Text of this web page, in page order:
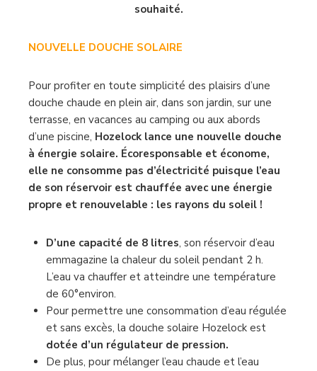
souhaité.
NOUVELLE DOUCHE SOLAIRE
Pour profiter en toute simplicité des plaisirs d’une
douche chaude en plein air, dans son jardin, sur une
terrasse, en vacances au camping ou aux abords
d’une piscine, Hozelock lance une nouvelle douche
à énergie solaire. Écoresponsable et économe,
elle ne consomme pas d’électricité puisque l’eau
de son réservoir est chauffée avec une énergie
propre et renouvelable : les rayons du soleil !
D’une capacité de 8 litres, son réservoir d’eau
emmagazine la chaleur du soleil pendant 2 h.
L’eau va chauffer et atteindre une température
de 60°environ.
Pour permettre une consommation d’eau régulée
et sans excès, la douche solaire Hozelock est
dotée d’un régulateur de pression.
De plus, pour mélanger l’eau chaude et l’eau